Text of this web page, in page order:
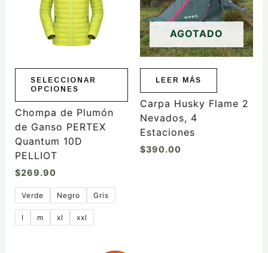
SELECCIONAR
OPCIONES
variantes.
opciones
elegir
la
página
de
producto
Chompa de Plumón
de Ganso PERTEX
Quantum 10D
PELLIOT
$269.90
Verde Negro Gris
l m xl xxl
AGOTADO
LEER MÁS
Carpa Husky Flame 2
Nevados, 4
Estaciones
$390.00